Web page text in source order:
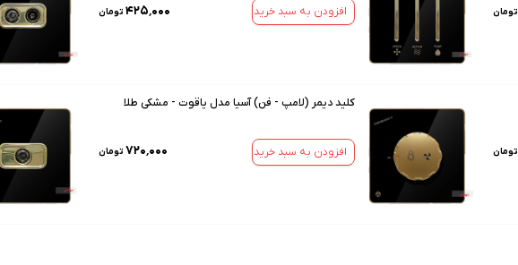
تومان افزودن به سبد خرید ۴۲۵٬۰۰۰ تومان
تومان
کلید دیمر (لامپ - فن) آسیا مدل یاقوت - مشکی طلا
افزودن به سبد خرید ۷۲۰٬۰۰۰ تومان